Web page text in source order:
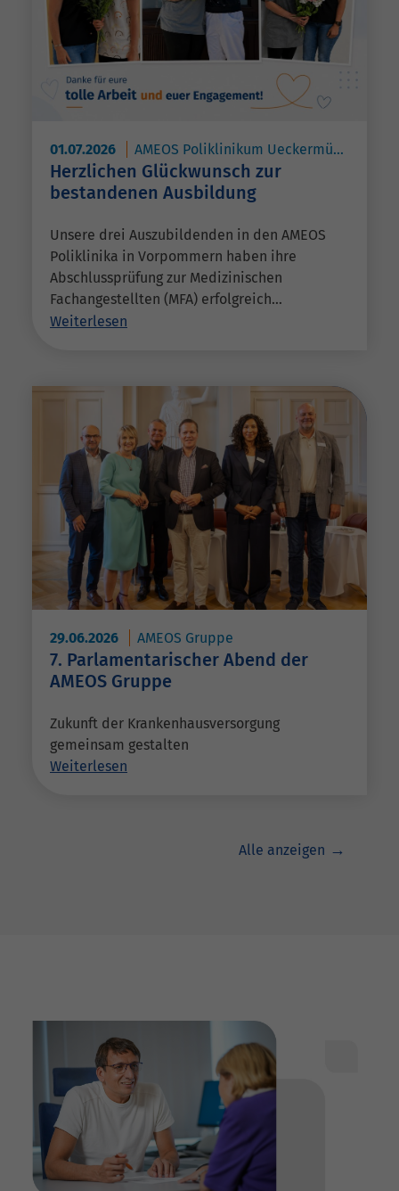
01.07.2026 AMEOS Poliklinikum Ueckermünde
Herzlichen Glückwunsch zur
bestandenen Ausbildung
Unsere drei Auszubildenden in den AMEOS
Poliklinika in Vorpommern haben ihre
Abschlussprüfung zur Medizinischen
Fachangestellten (MFA) erfolgreich…
Weiterlesen
29.06.2026 AMEOS Gruppe
7. Parlamentarischer Abend der
AMEOS Gruppe
Zukunft der Krankenhausversorgung
gemeinsam gestalten
Weiterlesen
Alle anzeigen